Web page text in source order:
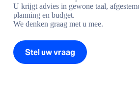
U krijgt advies in gewone taal,
planning en budget.
We denken graag met u mee.
Stel uw vraag